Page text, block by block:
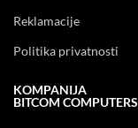
Reklamacije
Politika privatnosti
KOMPANIJA
BITCOM COMPUTERS